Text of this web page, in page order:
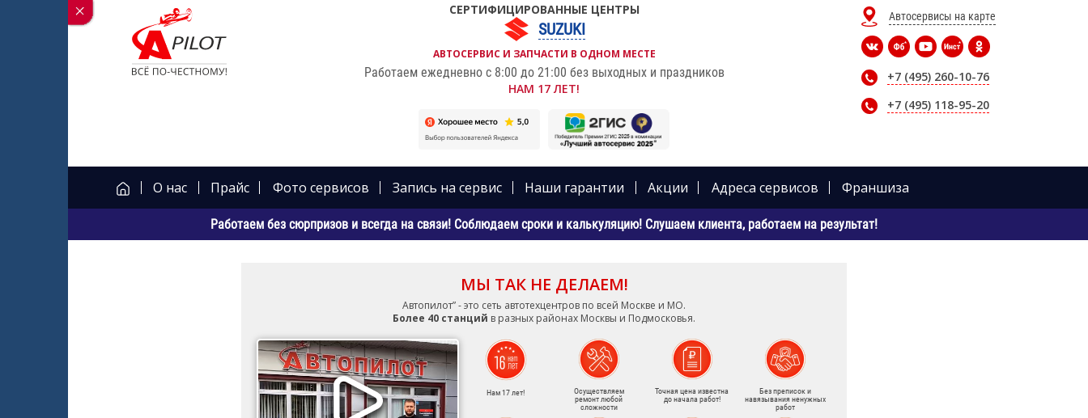
СЕРТИФИЦИРОВАННЫЕ ЦЕНТРЫ
SUZUKI
АВТОСЕРВИС И ЗАПЧАСТИ В ОДНОМ МЕСТЕ
Работаем ежедневно с 8:00 до 21:00 без выходных и праздников
НАМ 17 ЛЕТ!
Автосервисы на карте
+7 (495) 260-10-76
+7 (495) 118-95-20
О нас Прайс Фото сервисов Запись на сервис Наши гарантии Акции Адреса сервисов Франшиза
Работаем без сюрпризов и всегда на связи! Соблюдаем сроки и калькуляцию! Слушаем клиента, работаем на результат!
МЫ ТАК НЕ ДЕЛАЕМ!
Автопилот” - это сеть автотехцентров по всей Москве и МО.
Более 40 станций в разных районах Москвы и Подмосковья.
Нам 17 лет!
Осуществляем
ремонт любой
сложности
Точная цена известна
до начала работ!
Без преписок и
навязывания ненужных
работ